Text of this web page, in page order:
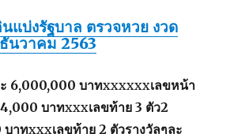
แบ่งรัฐบาล ตรวจหวย งวด
นวาคม 2563
6,000,000 บาทxxxxxxเลขหน้า
4,000 บาทxxxเลขท้าย 3 ตัว2
บาทxxxเลขท้าย 2 ตัวรางวัลๆละ